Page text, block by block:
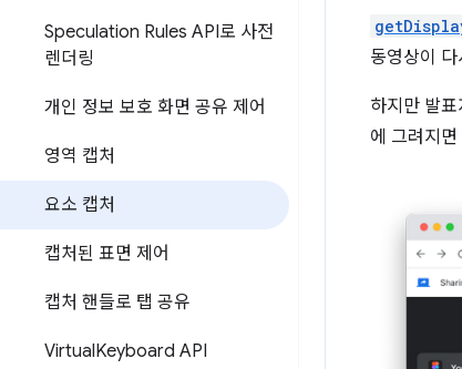
Speculation Rules API로 사전
렌더링
개인 정보 보호 화면 공유 제어
영역 캡처
요소 캡처
캡처된 표면 제어
캡처 핸들로 탭 공유
VirtualKeyboard API
동영상이
하지만 발
에 그려지